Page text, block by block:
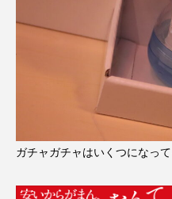
ガチャガチャはいくつになって